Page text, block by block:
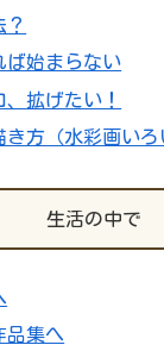
？
ば始まらない
拡げたい！
方（水彩画いろ
生活の中で
品集へ